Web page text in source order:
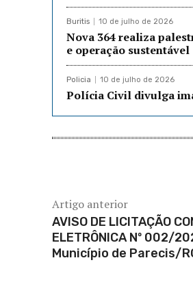
Buritis 10 de julho de 2026
Nova 364 realiza
e operação sustentável
Policia 10 de julho de 2026
Polícia Civil divulga
Artigo anterior
AVISO DE LICITAÇÃO
ELETRÔNICA Nº 002/
Município de Parecis/